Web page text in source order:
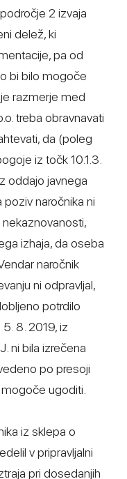
2 izvaja
delež, ki
pa od
bi bilo mogoče
razmerje med
treba obravnavati
da (poleg
iz točk 10.1.3.
oddajo javnega
poziv naročnika ni
izhaja, da oseba
naročnik
ni odpravljal,
potrdilo
8. 2019, iz
ni bila izrečena
po presoji
ugoditi.
iz sklepa o
v pripravljalni
pri dosedanjih